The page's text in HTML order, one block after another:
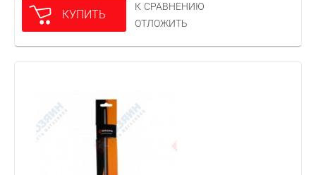
КУПИТЬ
К СРАВНЕНИЮ
ОТЛОЖИТЬ